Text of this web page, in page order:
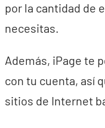
por la cantidad de
necesitas.
Además, iPage te
con tu cuenta, así
sitios de Internet